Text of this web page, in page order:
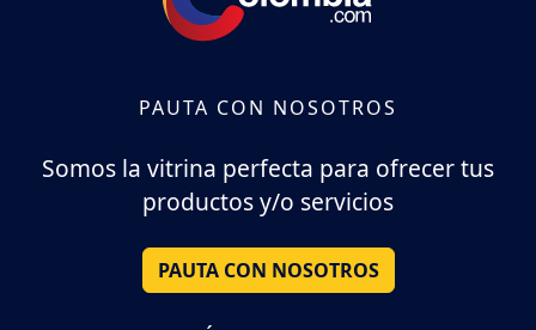
PAUTA CON NOSOTROS
Somos la vitrina perfecta para ofrecer tus
productos y/o servicios
PAUTA CON NOSOTROS